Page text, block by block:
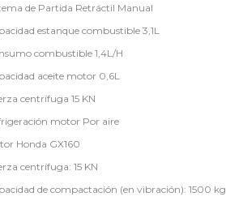
de Partida Retráctil Manual
estanque combustible 3,1L
combustible 1,4L/H
aceite motor 0,6L
centrífuga 15 KN
motor Por aire
Honda GX160
centrífuga: 15 KN
de compactación (en vibración): 1500 kg